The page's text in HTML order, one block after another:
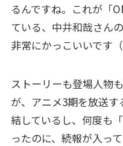
るんですね。これが「
ている、中井和哉さん
非常にかっこいいです（
ストーリーも登場人物
が、アニメ3期を放送
結しているし、何度も
ったのに、続報が入っ